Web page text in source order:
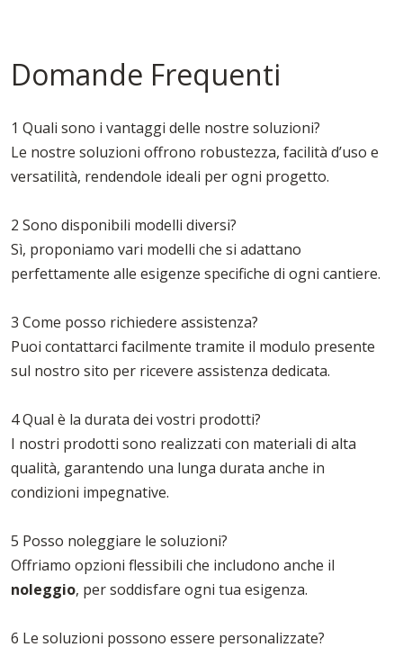
Domande Frequenti
1 Quali sono i vantaggi delle nostre soluzioni?
Le nostre soluzioni offrono robustezza, facilità d’uso e
versatilità, rendendole ideali per ogni progetto.
2 Sono disponibili modelli diversi?
Sì, proponiamo vari modelli che si adattano
perfettamente alle esigenze specifiche di ogni cantiere.
3 Come posso richiedere assistenza?
Puoi contattarci facilmente tramite il modulo presente
sul nostro sito per ricevere assistenza dedicata.
4 Qual è la durata dei vostri prodotti?
I nostri prodotti sono realizzati con materiali di alta
qualità, garantendo una lunga durata anche in
condizioni impegnative.
5 Posso noleggiare le soluzioni?
Offriamo opzioni flessibili che includono anche il
noleggio, per soddisfare ogni tua esigenza.
6 Le soluzioni possono essere personalizzate?